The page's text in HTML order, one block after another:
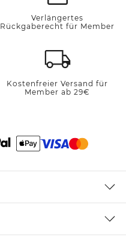
Verlängertes
Rückgaberecht für Member
Kostenfreier Versand für
Member ab 29€